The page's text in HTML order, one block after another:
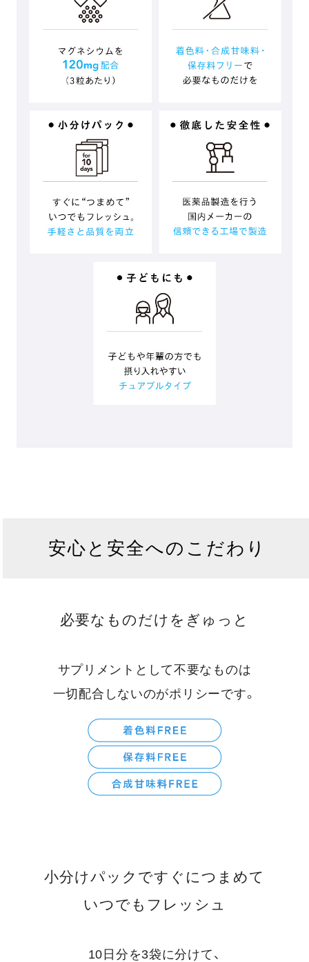
安心と安全へのこだわり
必要なものだけをぎゅっと
サプリメントとして不要なものは
一切配合しないのがポリシーです。
小分けパックですぐにつまめて
いつでもフレッシュ
10日分を3袋に分けて、